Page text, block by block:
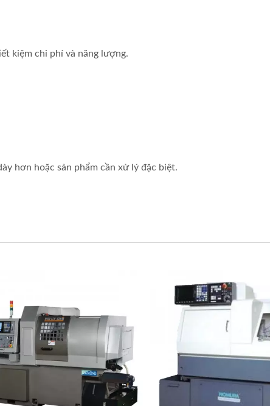
kiệm chi phí và năng lượng.
hơn hoặc sản phẩm cần xử lý đặc biệt.